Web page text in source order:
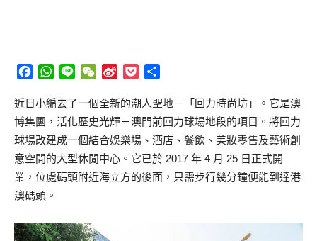
Facebook
WhatsApp
Line WeChat
Sina
Pocket
近日小編去了一個全新的潮人聖地－「回力時尚坊」。它是澳
博集團，活化歷史光輝－澳門前回力球場地段的項目。將回力
球場改建成一個結合娛樂場、酒店、餐飲、美妝零售及藝術創
意空間的大型休閒中心。它已於 2017 年 4 月 25 日正式開
業，位處碼頭附近海立方的後面，只需步行幾分鐘便能到達港
澳碼頭。